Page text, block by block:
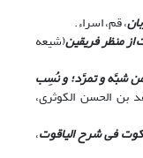
، قم، اسراء.
منظر فریقین(شیعه
شبَّه و تمرَّد؛ و نُسِب
بن الحسن الکوثری،
فی شرح الیاقوت،